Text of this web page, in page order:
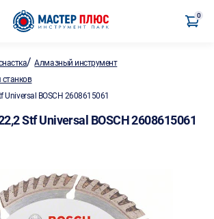
0
/Алмазный инструмент
Universal BOSCH 2608615061
Stf Universal BOSCH 2608615061